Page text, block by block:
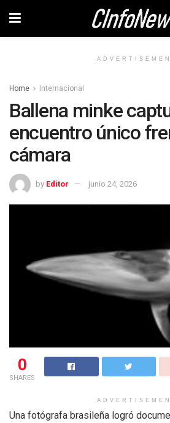
Home Internacional
Ballena minke
encuentro único
cámara
by Editor junio 24, 2026
0
SHARES
Una fotógrafa brasileña logró